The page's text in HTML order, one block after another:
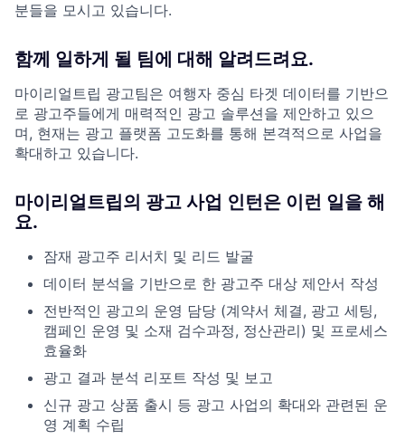
분들을 ​모시고 ​있습니다.
함께 ​일하게 될 팀에 ​대해 알려드려요.
마이리얼트립 ​광고팀은 ​여행자 중심 ​타겟 데이터를 ​기반으
로 ​광고주들에게 매력적인 광고 ​솔루션을 제안하고 ​있으
며, 현재는 광고 플랫폼 고도화를 통해 본격적으로 사업을
확대하고 있습니다.
마이리얼트립의 광고 사업 인턴은 이런 일을 해
요.
잠재 광고주 리서치 및 리드 발굴
데이터 분석을 기반으로 한 광고주 대상 제안서 작성
전반적인 광고의 운영 담당 (계약서 체결, 광고 세팅,
캠페인 운영 및 소재 검수과정, 정산관리) 및 프로세스
효율화
광고 결과 분석 리포트 작성 및 보고
신규 광고 상품 출시 등 광고 사업의 확대와 관련된 운
영 계획 수립